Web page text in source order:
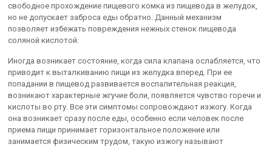
свободное прохождение пищевого комка из пищевода в желудок,
но не допускает заброса еды обратно. Данный механизм
позволяет избежать повреждения нежных стенок пищевода
соляной кислотой.
Иногда возникает состояние, когда сила клапана ослабляется, что
приводит к выталкиванию пищи из желудка вперед. При ее
попадании в пищевод развивается воспалительная реакция,
возникают характерные жгучие боли, появляется чувство горечи и
кислоты во рту. Все эти симптомы сопровождают изжогу. Когда
она возникает сразу после еды, особенно если человек после
приема пищи принимает горизонтальное положение или
занимается физическим трудом, такую изжогу называют